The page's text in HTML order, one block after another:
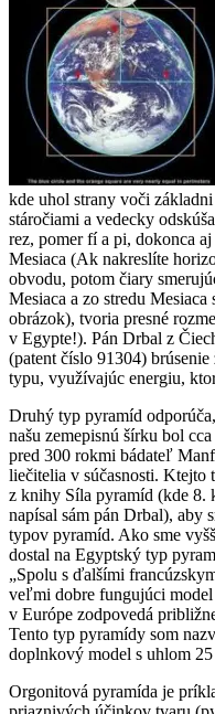
kde uhol strany voči
stáročiami a vedecky
rez, pomer fí a pi, dokonca
Mesiaca (Ak nakreslíte
obvodu, potom čiary
Mesiaca a zo stredu
obrázok), tvoria presné
v Egypte!). Pán Drbal z
(patent číslo 91304)
typu, využívajúc energiu,
Druhý typ pyramíd
našu zemepisnú šírku bol
pred 300 rokmi bádateľ
liečitelia v súčasnosti. Ktejto
z knihy Síla pyramíd (kde 8.
napísal sám pán Drbal), aby
typov pyramíd. Ako sme
dostal na Egyptský typ
„Spolu s ďalšími
veľmi dobre fungujúci
v Európe zodpovedá
Tento typ pyramídy som
doplnkový model s uhlom 25
Orgonitová pyramída je